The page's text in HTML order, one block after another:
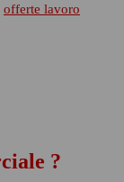
offerte lavoro
?